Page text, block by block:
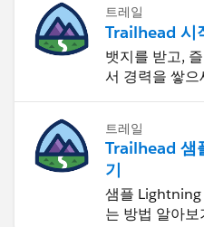
트레일
Trailhead 시
뱃지를 받고,
서 경력을 쌓으
트레일
Trailhead 샘
기
샘플 Lightning
는 방법 알아보